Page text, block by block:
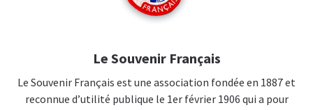
Le Souvenir Français
Le Souvenir Français est une association fondée en 1887 et
reconnue d’utilité publique le 1er février 1906 qui a pour